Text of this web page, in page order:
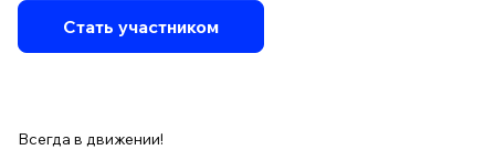
Стать участником
Всегда в движении!